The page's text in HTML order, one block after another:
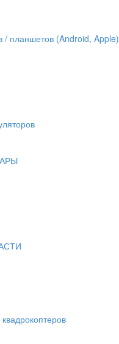
/ планшетов (Android, Apple)